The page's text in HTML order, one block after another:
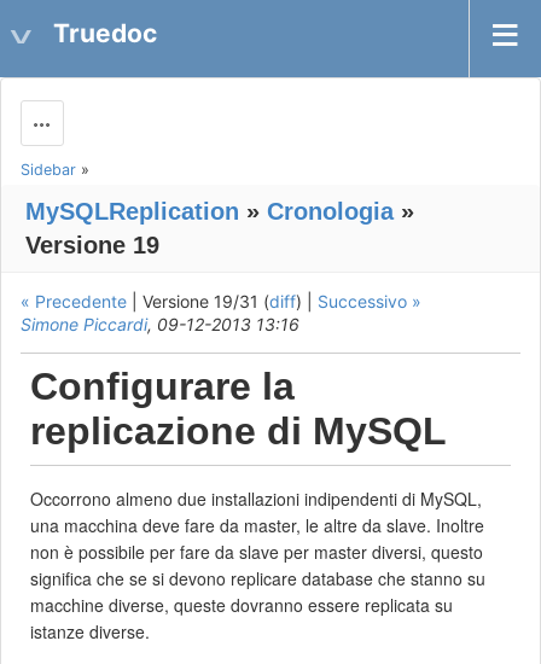
Truedoc
Sidebar »
MySQLReplication » Cronologia»
Versione 19
« Precedente | Versione 19/31 (diff) | Successivo »
Simone Piccardi, 09-12-2013 13:16
Configurare la
replicazione di MySQL
Occorrono almeno due installazioni indipendenti di MySQL,
una macchina deve fare da master, le altre da slave. Inoltre
non è possibile per fare da slave per master diversi, questo
significa che se si devono replicare database che stanno su
macchine diverse, queste dovranno essere replicata su
istanze diverse.